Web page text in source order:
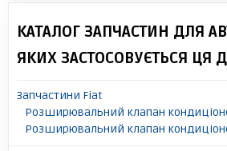
КАТАЛОГ ЗАПЧАСТИН ДЛЯ
ЯКИХ ЗАСТОСОВУЄТЬСЯ ЦЯ
Запчастини Fiat
Розширювальний клапан
Розширювальний клапан